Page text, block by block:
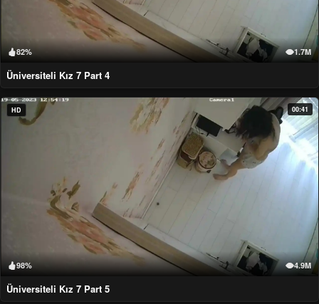
82% 1.7M
Üniversiteli Kız 7 Part 4
HD 00:41
98% 4.9M
Üniversiteli Kız 7 Part 5